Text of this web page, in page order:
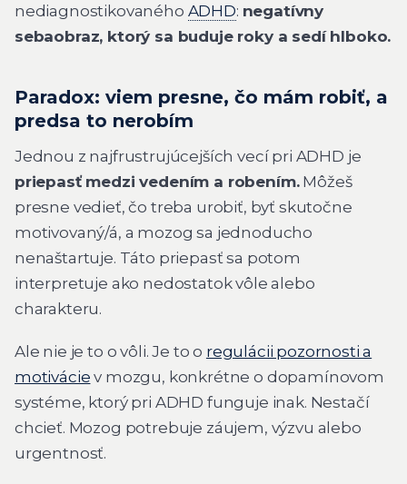
nediagnostikovaného ADHD: negatívny
sebaobraz, ktorý sa buduje roky a sedí hlboko.
Paradox: viem presne, čo mám robiť, a
predsa to nerobím
Jednou z najfrustrujúcejších vecí pri ADHD je
priepasť medzi vedením a robením.Môžeš
presne vedieť, čo treba urobiť, byť skutočne
motivovaný/á, a mozog sa jednoducho
nenaštartuje. Táto priepasť sa potom
interpretuje ako nedostatok vôle alebo
charakteru.
Ale nie je to o vôli. Je to o regulácii pozornosti a
motivácie v mozgu, konkrétne o dopamínovom
systéme, ktorý pri ADHD funguje inak. Nestačí
chcieť. Mozog potrebuje záujem, výzvu alebo
urgentnosť.